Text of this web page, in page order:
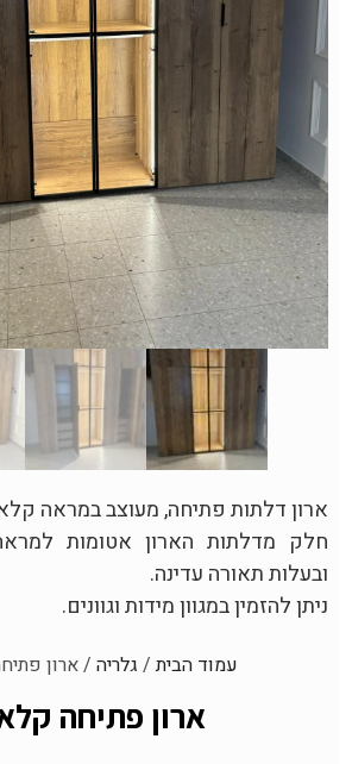
ארון דלתות פתיחה, מעוצב במראה
חלק מדלתות הארון אטומות
ובעלות תאורה עדינה.
ניתן להזמין במגוון מידות וגוונים.
עמוד הבית/ גלריה / ארון
ארון פתיחה